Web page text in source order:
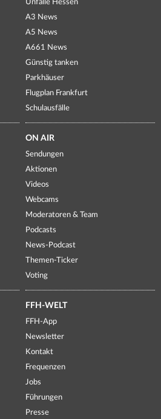
Unfälle Hessen
A3 News
A5 News
A661 News
Günstig tanken
Parkhäuser
Flugplan Frankfurt
Schulausfälle
ON AIR
Sendungen
Aktionen
Videos
Webcams
Moderatoren & Team
Podcasts
News-Podcast
Themen-Ticker
Voting
FFH-WELT
FFH-App
Newsletter
Kontakt
Frequenzen
Jobs
Führungen
Presse